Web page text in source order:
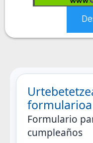
formularioa
Formulario
cumpleaños